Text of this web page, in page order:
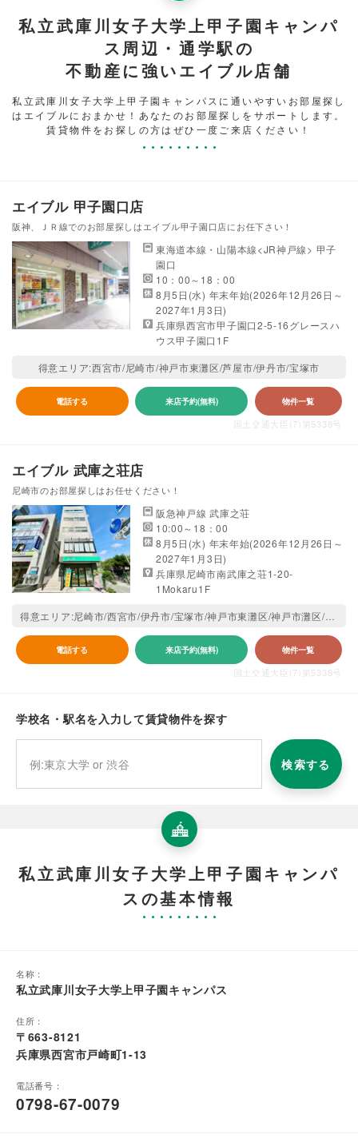
私立武庫川女子大学上甲子園キャンパ
ス周辺・通学駅の
不動産に強いエイブル店舗
私立武庫川女子大学上甲子園キャンパスに通いやすいお部屋探し
はエイブルにおまかせ！あなたのお部屋探しをサポートします。
賃貸物件をお探しの方はぜひ一度ご来店ください！
エイブル 甲子園口店
阪神、ＪＲ線でのお部屋探しはエイブル甲子園口店にお任下さい！
東海道本線・山陽本線<JR神戸線> 甲子
園口
10：00～18：00
8月5日(水) 年末年始(2026年12月26日～
2027年1月3日)
兵庫県西宮市甲子園口2-5-16グレースハ
ウス甲子園口1F
得意エリア:西宮市/尼崎市/神戸市東灘区/芦屋市/伊丹市/宝塚市
電話する 来店予約(無料) 物件一覧
国土交通大臣(7)第5338号
エイブル 武庫之荘店
尼崎市のお部屋探しはお任せください！
阪急神戸線 武庫之荘
10:00～18：00
8月5日(水) 年末年始(2026年12月26日～
2027年1月3日)
兵庫県尼崎市南武庫之荘1-20-
1Mokaru1F
得意エリア:尼崎市/西宮市/伊丹市/宝塚市/神戸市東灘区/神戸市灘区/池田市/神戸市兵庫区/神戸市長田区/神戸市中央区
電話する 来店予約(無料) 物件一覧
国土交通大臣(7)第5338号
学校名・駅名を入力して賃貸物件を探す
検索する
私立武庫川女子大学上甲子園キャンパ
スの基本情報
名称：
私立武庫川女子大学上甲子園キャンパス
住所：
〒663-8121
兵庫県西宮市戸崎町1-13
電話番号：
0798-67-0079